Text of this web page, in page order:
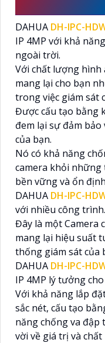
DAHUA DH-IPC-
IP 4MP với khả
ngoài trời.
Với chất lượng hình
mang lại cho bạn
trong việc giám sát
Được cấu tạo bằng
đem lại sự đảm
của bạn.
Nó có khả năng
camera khỏi những
bền vững và ổn
DAHUA DH-IPC-
với nhiều công trình.
Đây là một Camera
mang lại hiệu suất
thống giám sát của
DAHUA DH-IPC-
IP 4MP lý tưởng
Với khả năng lắp
sắc nét, cấu tạo
năng chống va
vời về giá trị và